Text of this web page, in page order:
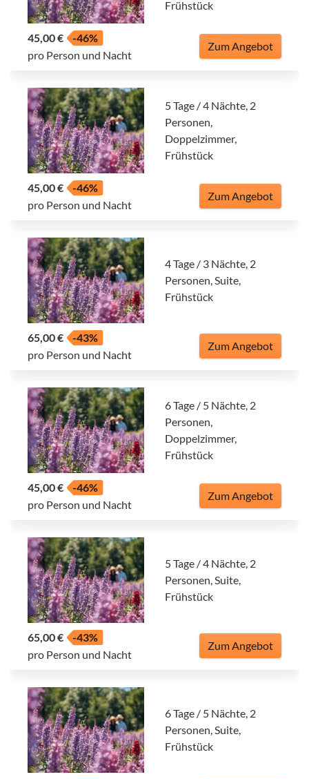
Frühstück
45,00 €
-46%
pro Person und Nacht
Zum Angebot
5 Tage / 4 Nächte, 2
Personen,
Doppelzimmer,
Frühstück
45,00 €
-46%
pro Person und Nacht
Zum Angebot
4 Tage / 3 Nächte, 2
Personen, Suite,
Frühstück
65,00 €
-43%
pro Person und Nacht
Zum Angebot
6 Tage / 5 Nächte, 2
Personen,
Doppelzimmer,
Frühstück
45,00 €
-46%
pro Person und Nacht
Zum Angebot
5 Tage / 4 Nächte, 2
Personen, Suite,
Frühstück
65,00 €
-43%
pro Person und Nacht
Zum Angebot
6 Tage / 5 Nächte, 2
Personen, Suite,
Frühstück